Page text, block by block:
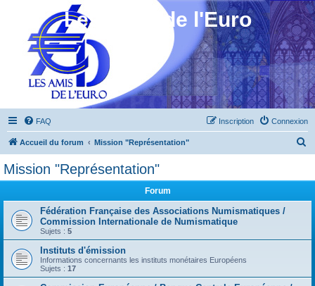
Les Amis de l'Euro
FAQ Connexion
Inscription
Accueil du forum Mission "Représentation"
c
e
Mission "Représentation"
Forum
Fédération Française des Associations Numismatiques /
Commission Internationale de Numismatique
Sujets : 5
Instituts d'émission
Informations concernants les instituts monétaires Européens
Sujets : 17